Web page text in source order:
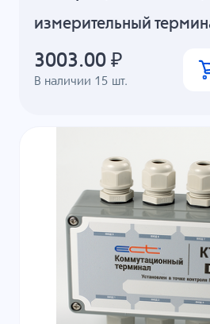
измерительный
В наличии 15 шт.
3003.00 ₽